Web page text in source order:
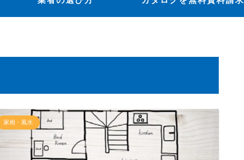
家相・風水